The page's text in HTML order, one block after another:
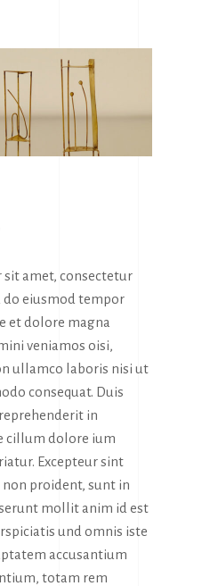
amet, consectetur
do eiusmod tempor
et dolore magna
veniamos oisi,
ullamco laboris nisi ut
consequat. Duis
in
cillum dolore ium
Excepteur sint
proident, sunt in
mollit anim id est
und omnis iste
accusantium
totam rem